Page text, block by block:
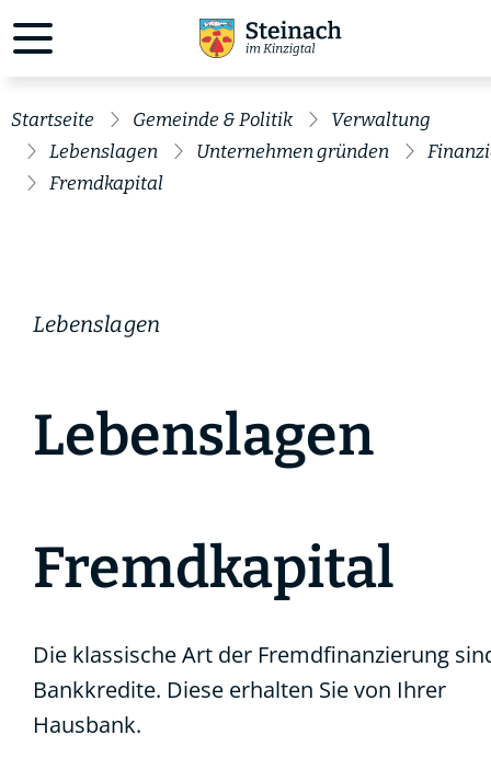
Startseite Gemeinde & Politik
Verwaltung
Lebenslagen
Unternehmen gründen
Fremdkapital
Lebenslagen
Lebenslagen
Fremdkapital
Die klassische Art der Fremdfinanzierung
Bankkredite. Diese erhalten Sie von Ihrer
Hausbank.